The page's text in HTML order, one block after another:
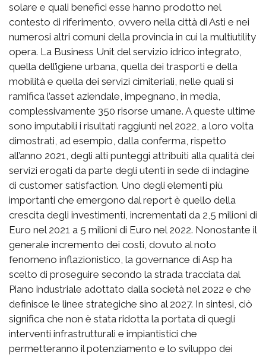
solare e quali benefici esse hanno prodotto nel
contesto di riferimento, ovvero nella città di Asti e nei
numerosi altri comuni della provincia in cui la multiutility
opera. La Business Unit del servizio idrico integrato,
quella dell’igiene urbana, quella dei trasporti e della
mobilità e quella dei servizi cimiteriali, nelle quali si
ramifica l’asset aziendale, impegnano, in media,
complessivamente 350 risorse umane. A queste ultime
sono imputabili i risultati raggiunti nel 2022, a loro volta
dimostrati, ad esempio, dalla conferma, rispetto
all’anno 2021, degli alti punteggi attribuiti alla qualità dei
servizi erogati da parte degli utenti in sede di indagine
di customer satisfaction. Uno degli elementi più
importanti che emergono dal report è quello della
crescita degli investimenti, incrementati da 2,5 milioni di
Euro nel 2021 a 5 milioni di Euro nel 2022. Nonostante il
generale incremento dei costi, dovuto al noto
fenomeno inflazionistico, la governance di Asp ha
scelto di proseguire secondo la strada tracciata dal
Piano industriale adottato dalla società nel 2022 e che
definisce le linee strategiche sino al 2027. In sintesi, ciò
significa che non è stata ridotta la portata di quegli
interventi infrastrutturali e impiantistici che
permetteranno il potenziamento e lo sviluppo dei